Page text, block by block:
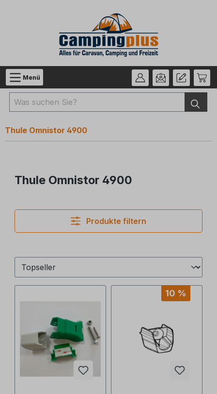
Zum Hauptinhalt springen
Menü
Thule Omnistor 4900
Thule Omnistor 4900
Produkte filtern
10 %